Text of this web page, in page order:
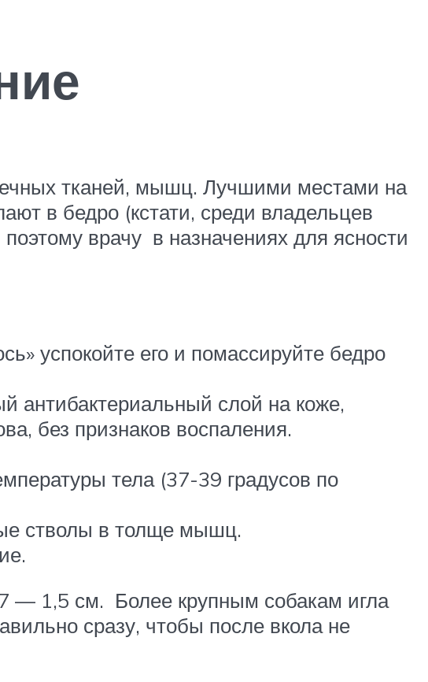
тканей, мышц. Лучшими местами на
в бедро (кстати, среди владельцев
врачу в назначениях для ясности
успокойте его и помассируйте бедро
антибактериальный слой на коже,
без признаков воспаления.
тела (37-39 градусов по
стволы в толще мышц.
— 1,5 см. Более крупным собакам игла
сразу, чтобы после вкола не